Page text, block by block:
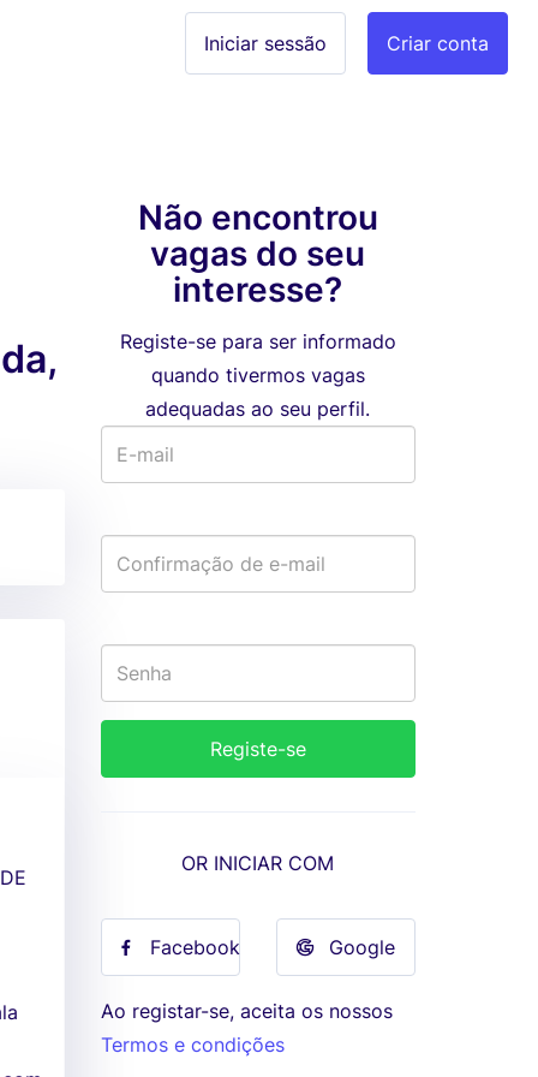
Criar conta
Iniciar sessão
Não encontrou
vagas do seu
interesse?
Registe-se para ser informado
quando tivermos vagas
adequadas ao seu perfil.
OR INICIAR COM
Facebook Google
Ao registar-se, aceita os nossos
Termos e condições